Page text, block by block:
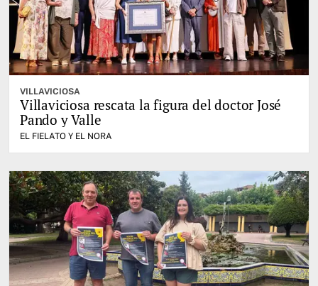
VILLAVICIOSA
Villaviciosa rescata la figura del doctor José
Pando y Valle
EL FIELATO Y EL NORA